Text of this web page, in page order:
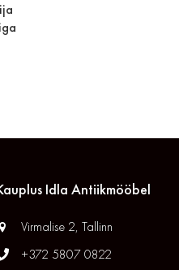
Idla Antiikmööbel
Virmalise 2, Tallinn
+372 5807 0822